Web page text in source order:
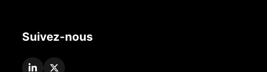
Suivez-nous